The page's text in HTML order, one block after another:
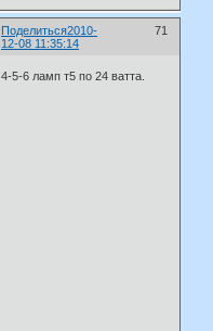
Поделиться 71
2010-
12-08 11:35:14
4-5-6 ламп т5 по 24 ватта.